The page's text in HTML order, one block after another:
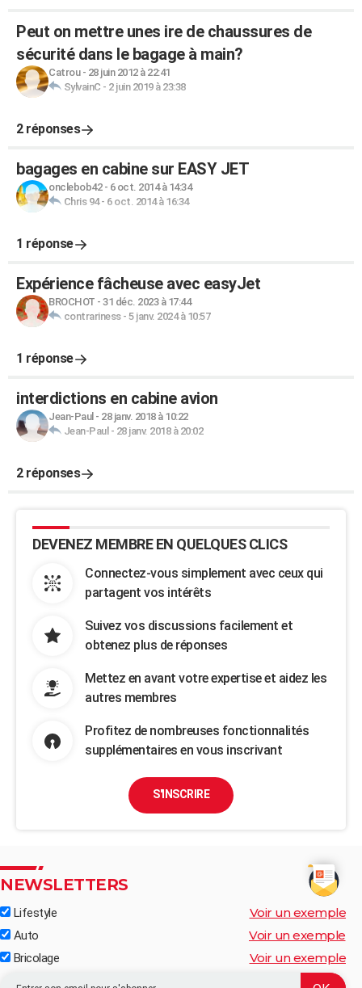
Peut on mettre unes ire de chaussures de
sécurité dans le bagage à main?
Catrou- 28 juin 2012 à 22:41
SylvainC - 2 juin 2019 à 23:38
2 réponses
bagages en cabine sur EASY JET
onclebob42- 6 oct. 2014 à 14:34
Chris 94- 6 oct. 2014 à 16:34
1 réponse
Expérience fâcheuse avec easyJet
BROCHOT - 31 déc. 2023 à 17:44
contrariness- 5 janv. 2024 à 10:57
1 réponse
interdictions en cabine avion
Jean-Paul - 28 janv. 2018 à 10:22
Jean-Paul - 28 janv. 2018 à 20:02
2 réponses
DEVENEZ MEMBRE EN QUELQUES CLICS
Connectez-vous simplement avec ceux qui
partagent vos intérêts
Suivez vos discussions facilement et
obtenez plus de réponses
Mettez en avant votre expertise et aidez les
autres membres
Profitez de nombreuses fonctionnalités
supplémentaires en vous inscrivant
S'INSCRIRE
NEWSLETTERS
Lifestyle Voir un exemple
Auto Voir un exemple
Bricolage Voir un exemple